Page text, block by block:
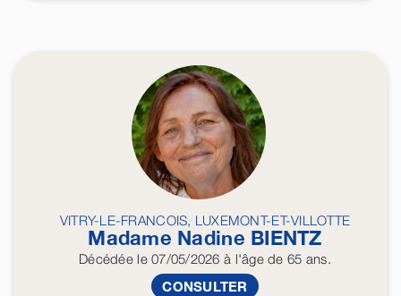
VITRY-LE-FRANCOIS, LUXEMONT-ET-VILLOTTE
Madame Nadine BIENTZ
Décédéele 07/05/2026 à l'âge de 65 ans.
CONSULTER